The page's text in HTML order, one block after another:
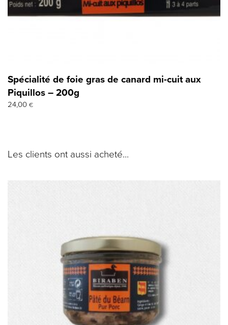
Spécialité de foie gras de canard mi-cuit aux
Piquillos – 200g
24,00 €
Les clients ont aussi acheté...